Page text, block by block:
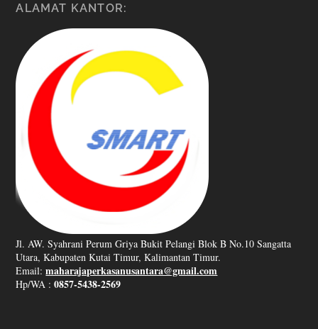
ALAMAT KANTOR:
Jl. AW. Syahrani Perum Griya Bukit Pelangi Blok B No.10 Sangatta
Utara, Kabupaten Kutai Timur, Kalimantan Timur.
Email:maharajaperkasanusantara@gmail.com
Hp/WA :0857-5438-2569